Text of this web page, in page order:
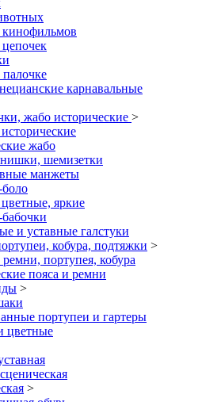
карнавальные
жабо исторические >
жабо
шемизетки
манжеты
боло
яркие
и уставные галстуки
кобура, подтяжки >
портупея, кобура
пояса и ремни
>
портупеи и гартеры
цветные
>